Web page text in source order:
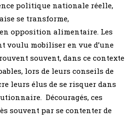
politique nationale réelle,
se transforme,
opposition alimentaire. Les
voulu mobiliser en vue d’une
souvent, dans ce contexte
lors de leurs conseils de
leurs élus de se risquer dans
Découragés, ces
souvent par se contenter de